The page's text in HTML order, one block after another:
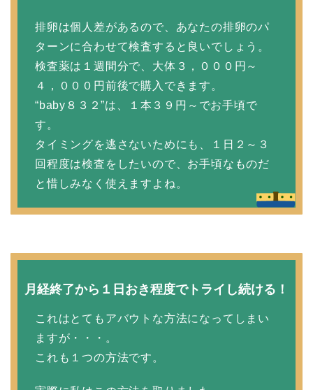
排卵は個人差があるので、あなたの排卵のパ
ターンに合わせて検査すると良いでしょう。
検査薬は１週間分で、大体３，０００円～
４，０００円前後で購入できます。
“baby８３２”は、１本３９円～でお手頃で
す。
タイミングを逃さないためにも、１日２～３
回程度は検査をしたいので、お手頃なものだ
と惜しみなく使えますよね。
月経終了から１日おき程度でトライし続ける！
これはとてもアバウトな方法になってしまい
ますが・・・。
これも１つの方法です。